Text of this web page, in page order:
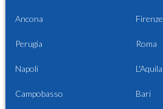
Ancona Firenze
Perugia Roma
Napoli L'Aquila
Campobasso Bari